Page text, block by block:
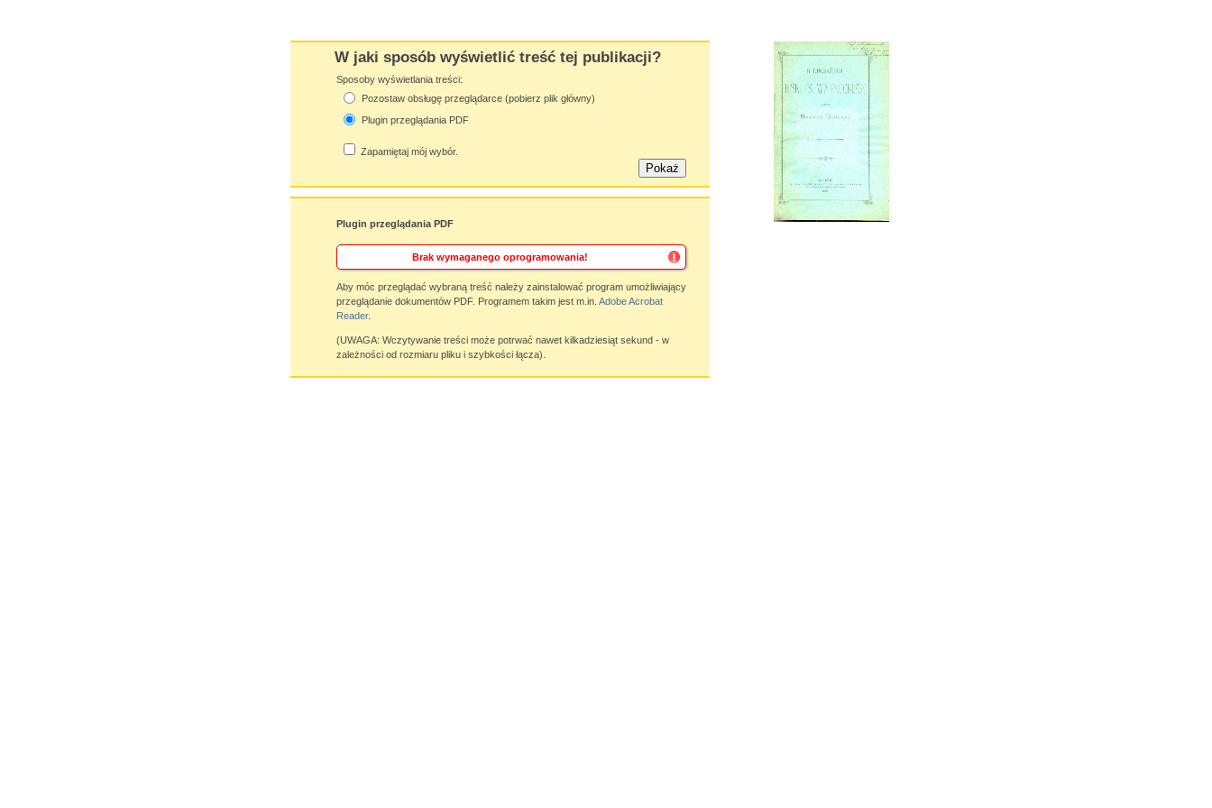
W jaki sposób wyświetlić treść tej publikacji?
Sposoby wyświetlania treści:
Pozostaw obsługę przeglądarce (pobierz plik główny)
Plugin przeglądania PDF
Zapamiętaj mój wybór.
Plugin przeglądania PDF
Brak wymaganego oprogramowania!
Aby móc przeglądać wybraną treść należy zainstalować program umożliwiający
przeglądanie dokumentów PDF. Programem takim jest m.in. Adobe Acrobat
Reader.
(UWAGA: Wczytywanie treści może potrwać nawet kilkadziesiąt sekund - w
zależności od rozmiaru pliku i szybkości łącza).